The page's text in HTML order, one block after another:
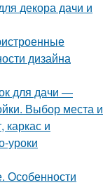
декора дачи и
дизайна
для дачи —
Выбор места и
каркас и
уроки
Особенности